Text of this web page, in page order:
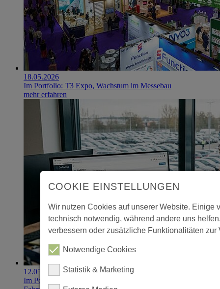
18.05.2026
Im Portfolio: T3 Expo, Wachstum im Messebau
mehr erfahren
12.05.2026
Im Portfolio: CarCollect digitalisiert den professionellen
COOKIE EINSTELLUNGEN
Wir nutzen Cookies auf unserer Website. Einige
technisch notwendig, während andere uns
verbessern oder zusätzliche Funktionalitäten zur
Notwendige Cookies
Statistik & Marketing